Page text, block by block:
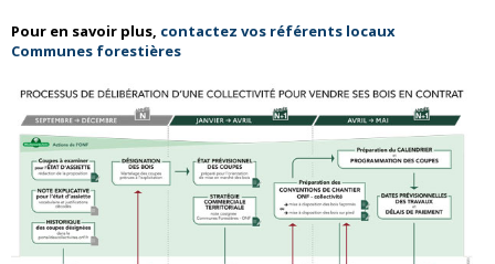
Pour en savoir plus, contactez vos référents locaux
Communes forestières